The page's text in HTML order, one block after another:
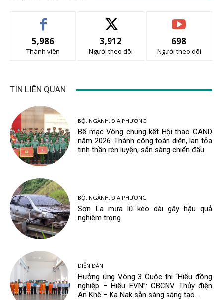
5,986
Thành viên
3,912
Người theo dõi
698
Người theo dõi
TIN LIÊN QUAN
BỘ, NGÀNH, ĐỊA PHƯƠNG
Bế mạc Vòng chung kết Hội thao CAND
năm 2026: Thành công toàn diện, lan tỏa
tinh thần rèn luyện, sẵn sàng chiến đấu
BỘ, NGÀNH, ĐỊA PHƯƠNG
Sơn La mưa lũ kéo dài gây hậu quả
nghiêm trọng
DIỄN ĐÀN
Hưởng ứng Vòng 3 Cuộc thi “Hiểu đồng
nghiệp – Hiểu EVN”: CBCNV Thủy điện
An Khê – Ka Nak sẵn sàng sáng tạo...